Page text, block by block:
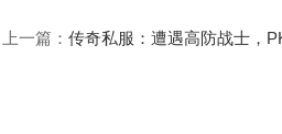
上一篇： 传奇私服：遭遇高防战士，